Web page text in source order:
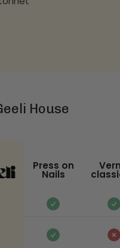
House
Press on
Nails